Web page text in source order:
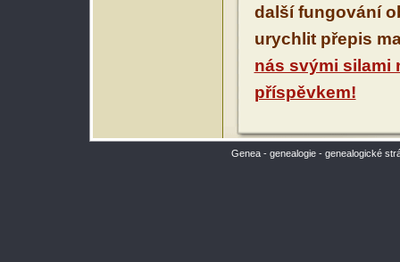
další fungování
urychlit přepis
nás svými silami
příspěvkem!
Genea - genealogie - genealogické